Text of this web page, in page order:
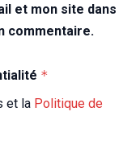
et mon site dans
commentaire.
*
et la Politique de